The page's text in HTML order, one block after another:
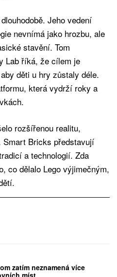
Jeho vedení
nevnímá jako hrozbu, ale
stavění. Tom
Lab říká, že cílem je
děti u hry zůstaly déle.
která vydrží roky a
rozšířenou realitu,
Bricks představují
a technologií. Zda
co dělalo Lego výjimečným,
zatím neznamená více
míst